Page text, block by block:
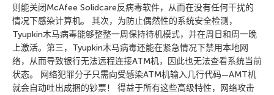
则能关闭McAfee Solidcare反病毒软件，从而在没有任何干扰的
情况下感染计算机。 其次，为防止偶然性的系统安全检测，
Tyupkin木马病毒能够整整一周保持待机模式，并在周日和周一晚
上激活。第三，Tyupkin木马病毒还能在紧急情况下禁用本地网
络，从而导致银行无法远程连接ATM机，因此也无法查看系统当前
状态。 网络犯罪分子只需向受感染ATM机输入几行代码—AMT机
就会自动吐出成捆的钞票！ 得益于所有这些高级特性，网络攻击